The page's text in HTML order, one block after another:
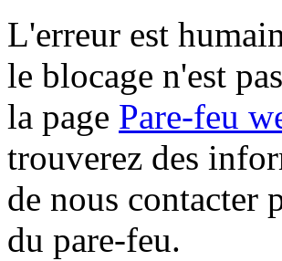
L'erreur est
le blocage n'est
la page Pare-feu
trouverez des
de nous contacter
du pare-feu.